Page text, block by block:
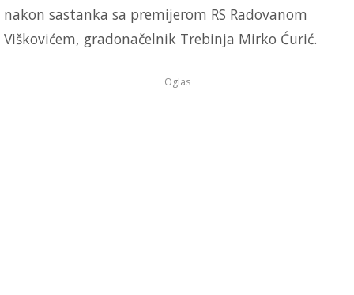
nakon sastanka sa premijerom RS Radovanom
Viškovićem, gradonačelnik Trebinja Mirko Ćurić.
Oglas